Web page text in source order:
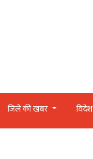
जिले की खबर विदेश